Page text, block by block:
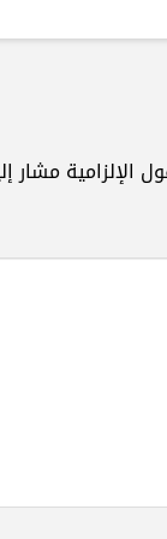
الإلزامية مشار